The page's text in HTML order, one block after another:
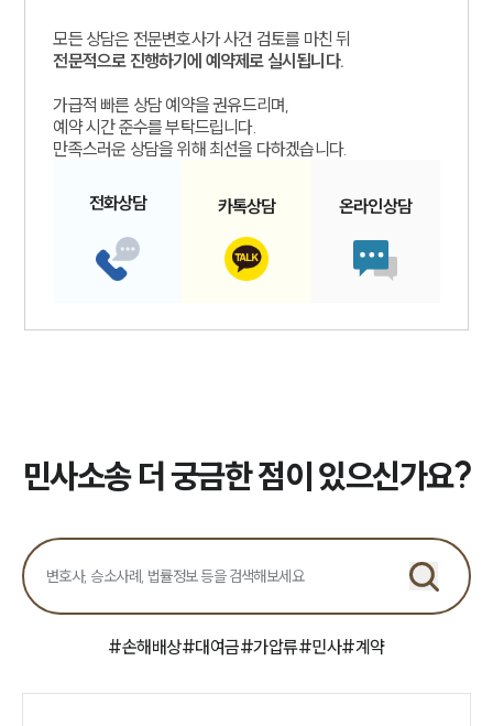
모든 상담은 전문변호사가 사건 검토를 마친 뒤
전문적으로 진행하기에 예약제로 실시됩니다.
가급적 빠른 상담 예약을 권유드리며,
예약 시간 준수를 부탁드립니다.
만족스러운 상담을 위해 최선을 다하겠습니다.
전화상담 카톡상담 온라인상담
민사소송 더 궁금한 점이 있으신가요?
#손해배상#대여금#가압류#민사#계약